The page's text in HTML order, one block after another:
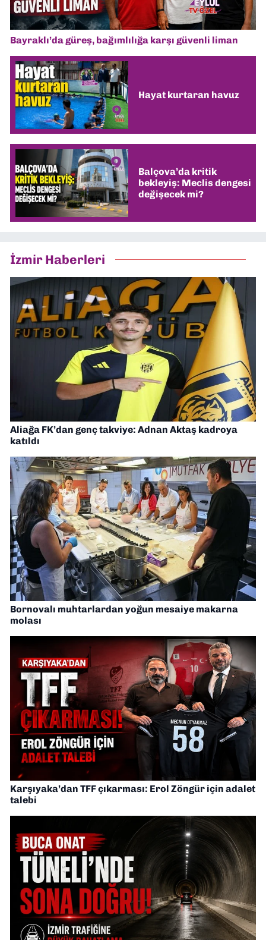
Bayraklı’da güreş, bağımlılığa karşı güvenli liman
Hayat kurtaran havuz
Balçova’da kritik
bekleyiş: Meclis dengesi
değişecek mi?
İzmir Haberleri
Aliağa FK’dan genç takviye: Adnan Aktaş kadroya
katıldı
Bornovalı muhtarlardan yoğun mesaiye makarna
molası
Karşıyaka’dan TFF çıkarması: Erol Zöngür için adalet
talebi